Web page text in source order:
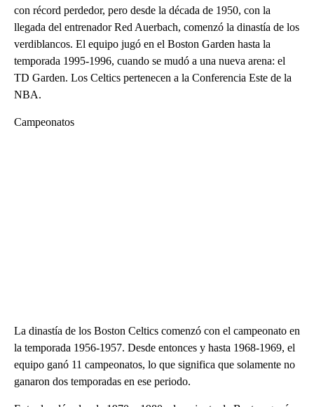
con récord perdedor, pero desde la década de 1950, con la
llegada del entrenador Red Auerbach, comenzó la dinastía de los
verdiblancos. El equipo jugó en el Boston Garden hasta la
temporada 1995-1996, cuando se mudó a una nueva arena: el
TD Garden. Los Celtics pertenecen a la Conferencia Este de la
NBA.
Campeonatos
La dinastía de los Boston Celtics comenzó con el campeonato en
la temporada 1956-1957. Desde entonces y hasta 1968-1969, el
equipo ganó 11 campeonatos, lo que significa que solamente no
ganaron dos temporadas en ese periodo.